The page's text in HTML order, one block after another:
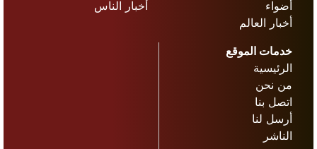
الاستفادة
المطلوبة
أضواء
أخبار العالم
أخبار الناس
خدمات الموقع
الرئيسية
من نحن
اتصل بنا
أرسل لنا
الناشر